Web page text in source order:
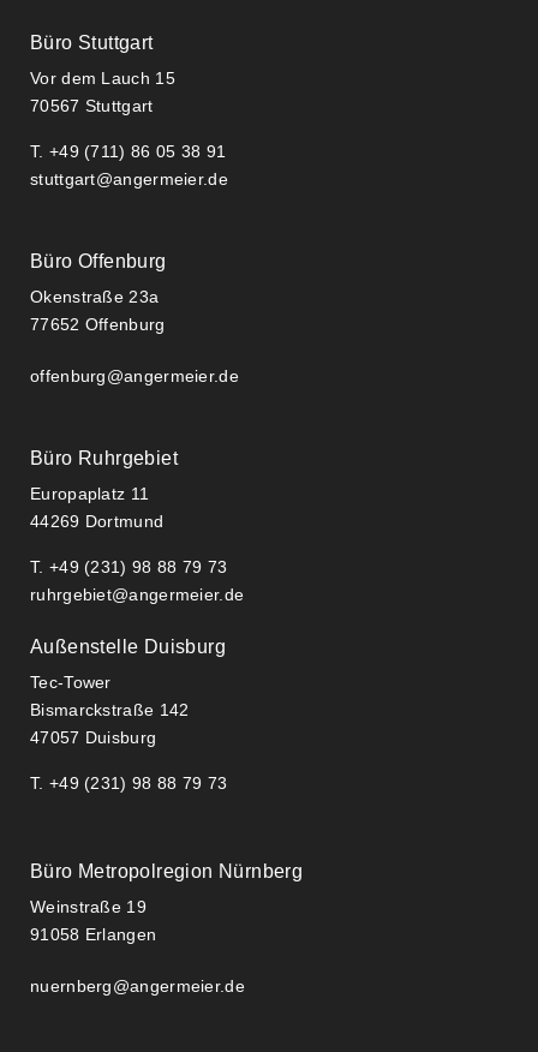
Büro Stuttgart
Vor dem Lauch 15
70567 Stuttgart
T. +49 (711) 86 05 38 91
stuttgart@angermeier.de
Büro Offenburg
Okenstraße 23a
77652 Offenburg
offenburg@angermeier.de
Büro Ruhrgebiet
Europaplatz 11
44269 Dortmund
T. +49 (231) 98 88 79 73
ruhrgebiet@angermeier.de
Außenstelle Duisburg
Tec-Tower
Bismarckstraße 142
47057 Duisburg
T. +49 (231) 98 88 79 73
Büro Metropolregion Nürnberg
Weinstraße 19
91058 Erlangen
nuernberg@angermeier.de